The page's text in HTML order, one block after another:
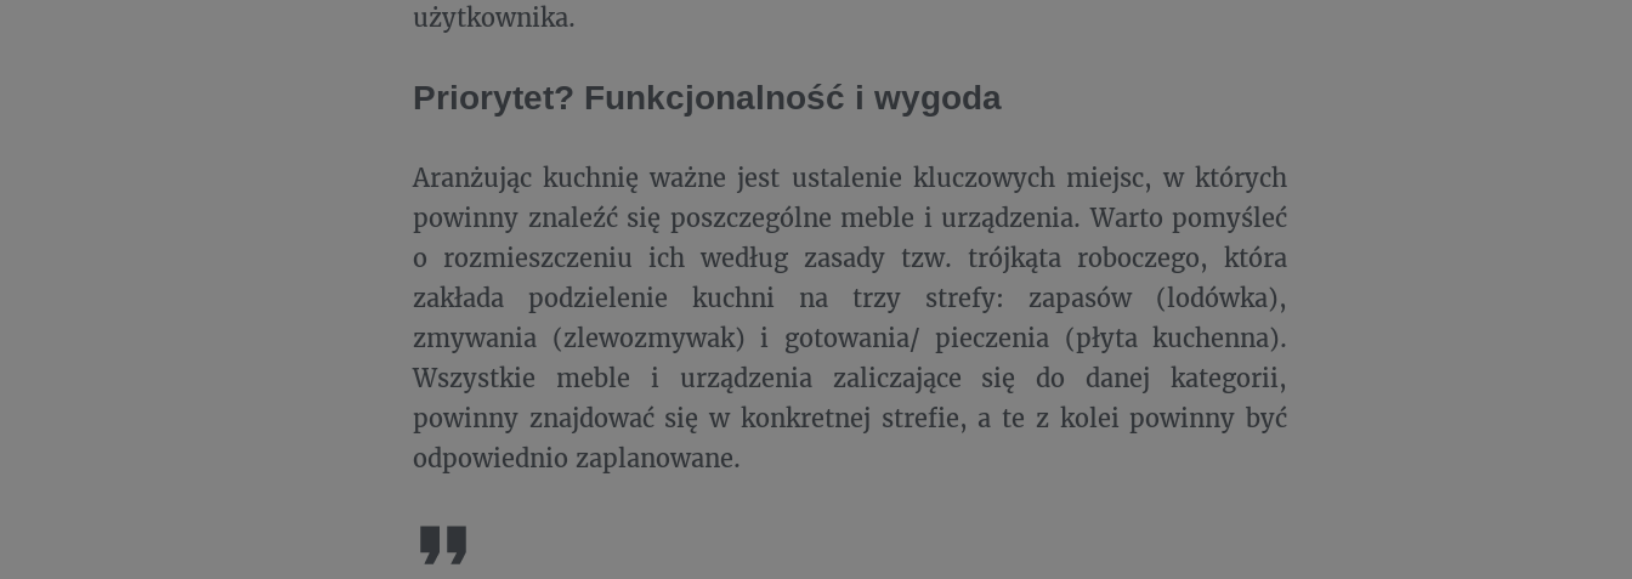
użytkownika.
Priorytet? Funkcjonalność i wygoda
Aranżując kuchnię ważne jest ustalenie kluczowych miejsc, w których
powinny znaleźć się poszczególne meble i urządzenia. Warto pomyśleć
o rozmieszczeniu ich według zasady tzw. trójkąta roboczego, która
zakłada podzielenie kuchni na trzy strefy: zapasów (lodówka),
zmywania (zlewozmywak) i gotowania/ pieczenia (płyta kuchenna).
Wszystkie meble i urządzenia zaliczające się do danej kategorii,
powinny znajdować się w konkretnej strefie, a te z kolei powinny być
odpowiednio zaplanowane.